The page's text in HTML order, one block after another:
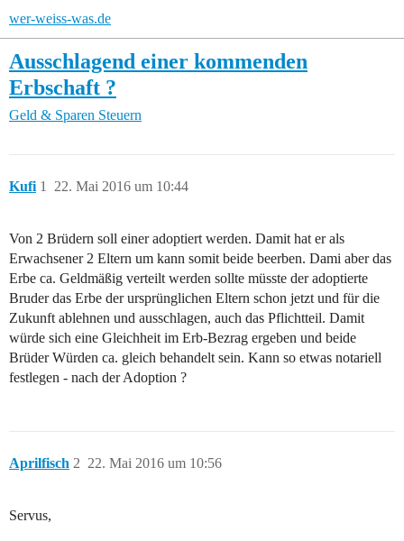
wer-weiss-was.de
Ausschlagend einer kommenden
Erbschaft ?
Geld & Sparen Steuern
Kufi 22. Mai 2016 um 10:44
1
Von 2 Brüdern soll einer adoptiert werden. Damit hat er als
Erwachsener 2 Eltern um kann somit beide beerben. Dami aber das
Erbe ca. Geldmäßig verteilt werden sollte müsste der adoptierte
Bruder das Erbe der ursprünglichen Eltern schon jetzt und für die
Zukunft ablehnen und ausschlagen, auch das Pflichtteil. Damit
würde sich eine Gleichheit im Erb-Bezrag ergeben und beide
Brüder Würden ca. gleich behandelt sein. Kann so etwas notariell
festlegen - nach der Adoption ?
Aprilfisch 22. Mai 2016 um 10:56
2
Servus,